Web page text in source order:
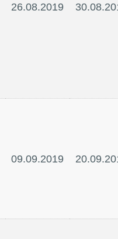
26.08.2019
09.09.2019